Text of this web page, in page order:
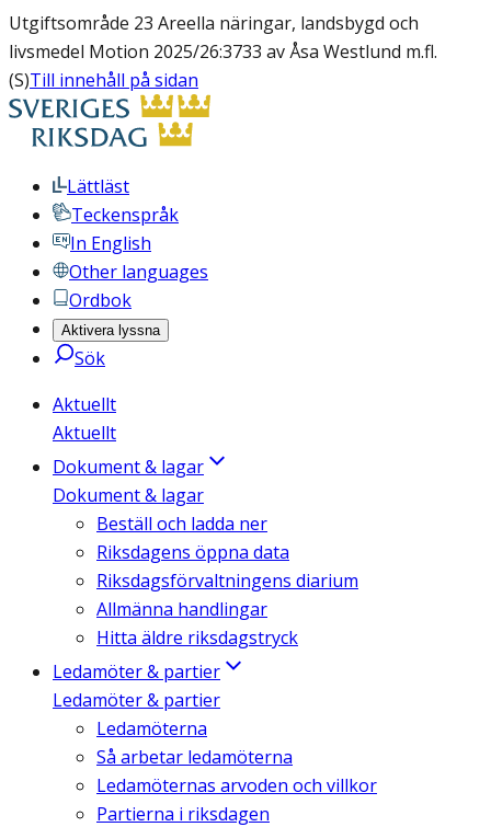
Utgiftsområde 23 Areella näringar, landsbygd och
livsmedel Motion 2025/26:3733 av Åsa Westlund m.fl.
(S)Till innehåll på sidan
Lättläst
Teckenspråk
In English
Other languages
Ordbok
Aktivera lyssna
Sök
Aktuellt
Aktuellt
Dokument & lagar
Dokument & lagar
Beställ och ladda ner
Riksdagens öppna data
Riksdagsförvaltningens diarium
Allmänna handlingar
Hitta äldre riksdagstryck
Ledamöter & partier
Ledamöter & partier
Ledamöterna
Så arbetar ledamöterna
Ledamöternas arvoden och villkor
Partierna i riksdagen